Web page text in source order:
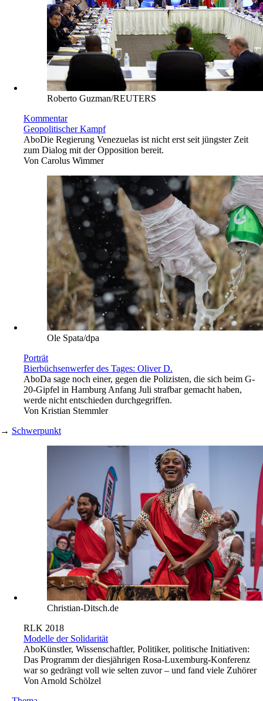
Roberto Guzman/REUTERS
Kommentar
Geopolitischer Kampf
AboDie Regierung Venezuelas ist nicht erst seit jüngster Zeit
zum Dialog mit der Opposition bereit.
Von Carolus Wimmer
Ole Spata/dpa
Porträt
Bierbüchsenwerfer des Tages: Oliver D.
AboDa sage noch einer, gegen die Polizisten, die sich beim G-
20-Gipfel in Hamburg Anfang Juli strafbar gemacht haben,
werde nicht entschieden durchgegriffen.
Von Kristian Stemmler
→ Schwerpunkt
Christian-Ditsch.de
RLK 2018
Modelle der Solidarität
AboKünstler, Wissenschaftler, Politiker, politische Initiativen:
Das Programm der diesjährigen Rosa-Luxemburg-Konferenz
war so gedrängt voll wie selten zuvor – und fand viele Zuhörer
Von Arnold Schölzel